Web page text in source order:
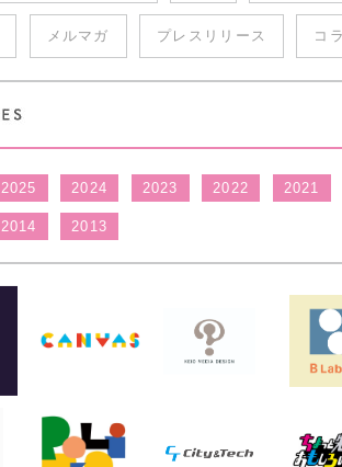
メルマガ プレスリリース コ
2025 2024 2023 2022 2021
2014 2013